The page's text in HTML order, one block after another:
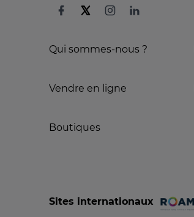
Qui sommes-nous ?
Vendre en ligne
Boutiques
Sites internationaux